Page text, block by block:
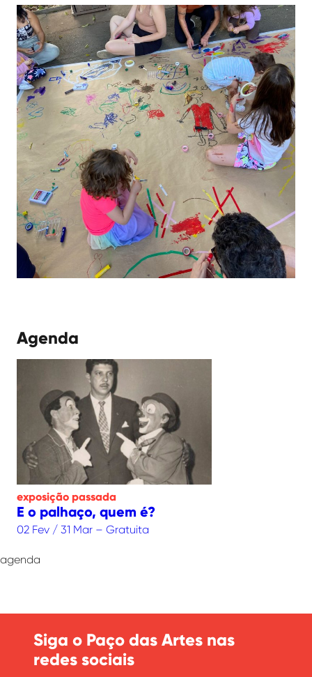
Agenda
exposição passada
E o palhaço, quem é?
02 Fev / 31 Mar – Gratuita
agenda
Siga o Paço das Artes nas
redes sociais